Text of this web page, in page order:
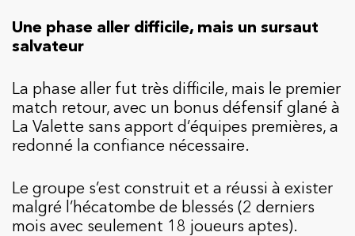
Une phase aller difficile, mais un sursaut
salvateur
La phase aller fut très difficile, mais le premier
match retour, avec un bonus défensif glané à
La Valette sans apport d’équipes premières, a
redonné la confiance nécessaire.
Le groupe s’est construit et a réussi à exister
malgré l’hécatombe de blessés (2 derniers
mois avec seulement 18 joueurs aptes).